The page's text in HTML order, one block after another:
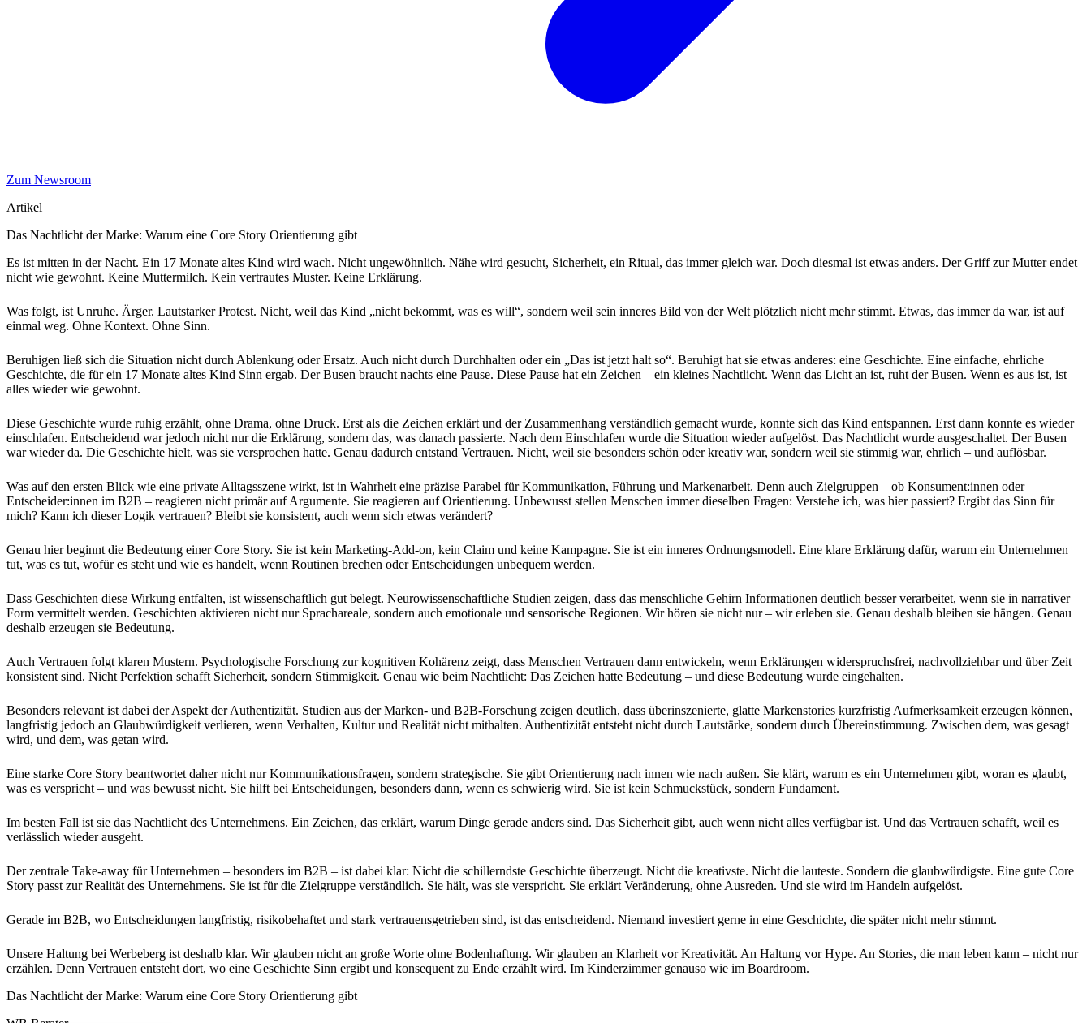
Zum Newsroom
Artikel
Das Nachtlicht der Marke: Warum eine Core Story Orientierung gibt
Es ist mitten in der Nacht. Ein 17 Monate altes Kind wird wach. Nicht ungewöhnlich. Nähe wird gesucht, Sicherheit, ein Ritual, das immer gleich war. Doch diesmal ist etwas anders. Der Griff zur Mutter endet
nicht wie gewohnt. Keine Muttermilch. Kein vertrautes Muster. Keine Erklärung.
Was folgt, ist Unruhe. Ärger. Lautstarker Protest. Nicht, weil das Kind „nicht bekommt, was es will“, sondern weil sein inneres Bild von der Welt plötzlich nicht mehr stimmt. Etwas, das immer da war, ist auf
einmal weg. Ohne Kontext. Ohne Sinn.
Beruhigen ließ sich die Situation nicht durch Ablenkung oder Ersatz. Auch nicht durch Durchhalten oder ein „Das ist jetzt halt so“. Beruhigt hat sie etwas anderes: eine Geschichte. Eine einfache, ehrliche
Geschichte, die für ein 17 Monate altes Kind Sinn ergab. Der Busen braucht nachts eine Pause. Diese Pause hat ein Zeichen – ein kleines Nachtlicht. Wenn das Licht an ist, ruht der Busen. Wenn es aus ist, ist
alles wieder wie gewohnt.
Diese Geschichte wurde ruhig erzählt, ohne Drama, ohne Druck. Erst als die Zeichen erklärt und der Zusammenhang verständlich gemacht wurde, konnte sich das Kind entspannen. Erst dann konnte es wieder
einschlafen. Entscheidend war jedoch nicht nur die Erklärung, sondern das, was danach passierte. Nach dem Einschlafen wurde die Situation wieder aufgelöst. Das Nachtlicht wurde ausgeschaltet. Der Busen
war wieder da. Die Geschichte hielt, was sie versprochen hatte. Genau dadurch entstand Vertrauen. Nicht, weil sie besonders schön oder kreativ war, sondern weil sie stimmig war, ehrlich – und auflösbar.
Was auf den ersten Blick wie eine private Alltagsszene wirkt, ist in Wahrheit eine präzise Parabel für Kommunikation, Führung und Markenarbeit. Denn auch Zielgruppen – ob Konsument:innen oder
Entscheider:innen im B2B – reagieren nicht primär auf Argumente. Sie reagieren auf Orientierung. Unbewusst stellen Menschen immer dieselben Fragen: Verstehe ich, was hier passiert? Ergibt das Sinn für
mich? Kann ich dieser Logik vertrauen? Bleibt sie konsistent, auch wenn sich etwas verändert?
Genau hier beginnt die Bedeutung einer Core Story. Sie ist kein Marketing-Add-on, kein Claim und keine Kampagne. Sie ist ein inneres Ordnungsmodell. Eine klare Erklärung dafür, warum ein Unternehmen
tut, was es tut, wofür es steht und wie es handelt, wenn Routinen brechen oder Entscheidungen unbequem werden.
Dass Geschichten diese Wirkung entfalten, ist wissenschaftlich gut belegt. Neurowissenschaftliche Studien zeigen, dass das menschliche Gehirn Informationen deutlich besser verarbeitet, wenn sie in narrativer
Form vermittelt werden. Geschichten aktivieren nicht nur Sprachareale, sondern auch emotionale und sensorische Regionen. Wir hören sie nicht nur – wir erleben sie. Genau deshalb bleiben sie hängen. Genau
deshalb erzeugen sie Bedeutung.
Auch Vertrauen folgt klaren Mustern. Psychologische Forschung zur kognitiven Kohärenz zeigt, dass Menschen Vertrauen dann entwickeln, wenn Erklärungen widerspruchsfrei, nachvollziehbar und über Zeit
konsistent sind. Nicht Perfektion schafft Sicherheit, sondern Stimmigkeit. Genau wie beim Nachtlicht: Das Zeichen hatte Bedeutung – und diese Bedeutung wurde eingehalten.
Besonders relevant ist dabei der Aspekt der Authentizität. Studien aus der Marken- und B2B-Forschung zeigen deutlich, dass überinszenierte, glatte Markenstories kurzfristig Aufmerksamkeit erzeugen können,
langfristig jedoch an Glaubwürdigkeit verlieren, wenn Verhalten, Kultur und Realität nicht mithalten. Authentizität entsteht nicht durch Lautstärke, sondern durch Übereinstimmung. Zwischen dem, was gesagt
wird, und dem, was getan wird.
Eine starke Core Story beantwortet daher nicht nur Kommunikationsfragen, sondern strategische. Sie gibt Orientierung nach innen wie nach außen. Sie klärt, warum es ein Unternehmen gibt, woran es glaubt,
was es verspricht – und was bewusst nicht. Sie hilft bei Entscheidungen, besonders dann, wenn es schwierig wird. Sie ist kein Schmuckstück, sondern Fundament.
Im besten Fall ist sie das Nachtlicht des Unternehmens. Ein Zeichen, das erklärt, warum Dinge gerade anders sind. Das Sicherheit gibt, auch wenn nicht alles verfügbar ist. Und das Vertrauen schafft, weil es
verlässlich wieder ausgeht.
Der zentrale Take-away für Unternehmen – besonders im B2B – ist dabei klar: Nicht die schillerndste Geschichte überzeugt. Nicht die kreativste. Nicht die lauteste. Sondern die glaubwürdigste. Eine gute Core
Story passt zur Realität des Unternehmens. Sie ist für die Zielgruppe verständlich. Sie hält, was sie verspricht. Sie erklärt Veränderung, ohne Ausreden. Und sie wird im Handeln aufgelöst.
Gerade im B2B, wo Entscheidungen langfristig, risikobehaftet und stark vertrauensgetrieben sind, ist das entscheidend. Niemand investiert gerne in eine Geschichte, die später nicht mehr stimmt.
Unsere Haltung bei Werbeberg ist deshalb klar. Wir glauben nicht an große Worte ohne Bodenhaftung. Wir glauben an Klarheit vor Kreativität. An Haltung vor Hype. An Stories, die man leben kann – nicht nur
erzählen. Denn Vertrauen entsteht dort, wo eine Geschichte Sinn ergibt und konsequent zu Ende erzählt wird. Im Kinderzimmer genauso wie im Boardroom.
Das Nachtlicht der Marke: Warum eine Core Story Orientierung gibt